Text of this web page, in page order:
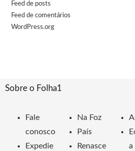
Feed de posts
Feed de comentários
WordPress.org
Sobre o Folha1
Fale
conosco
Expedie
Na Foz
País
Renasce
a